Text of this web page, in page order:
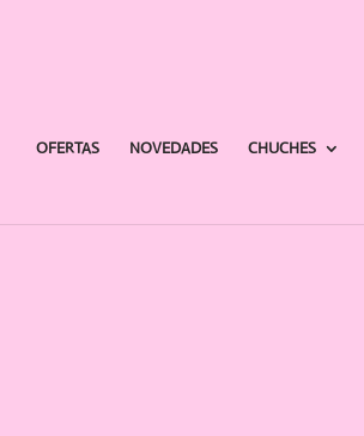
OFERTAS NOVEDADES CHUCHES